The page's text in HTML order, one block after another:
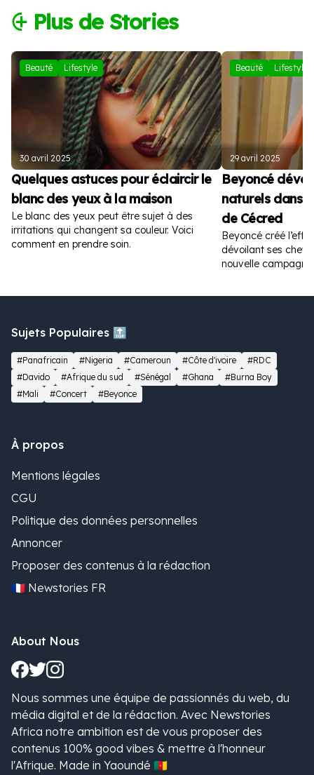
⨭ Plus de Stories
Beauté Lifestyle
30 avril 2025
Quelques astuces pour éclaircir le
blanc des yeux à la maison
Le blanc des yeux peut être sujet à des
irritations qui changent sa couleur. Voici
comment en prendre soin.
Beauté Lifestyle
29 avril 2025
Beyoncé
naturels dans
de Cécred
Beyoncé créé
dévoilant ses
nouvelle
Sujets Populaires 🔝
#Panafricain #Nigeria #Cameroun #Côte d'ivoire
#RDC
#Davido
#Afrique du sud #Sénégal #Ghana
#Burna Boy
#Mali
#Concert #Beyonce
À propos
Mentions légales
CGU
Politique des données personnelles
Annoncer
Proposer des contenus à la rédaction
🇫🇷 Newstories FR
About Nous
Nous sommes une équipe de passionnés du web, du
média digital et de la rédaction. Avec Newstories
Africa notre ambition est de vous proposer des
contenus 100% good vibes & mettre à l'honneur
l'Afrique. Made in Yaoundé 🇨🇲